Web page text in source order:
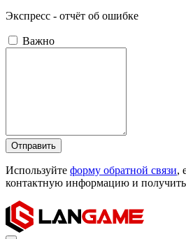
Экспресс - отчёт об ошибке
Важно
Отправить
Используйте форму обратной связи,
контактную информацию и получить